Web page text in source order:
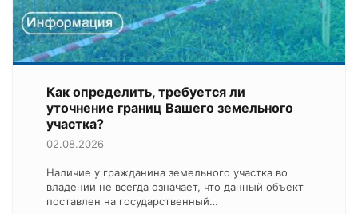
Как определить, требуется ли
уточнение границ Вашего земельного
участка?
02.08.2026
Наличие у гражданина земельного участка во
владении не всегда означает, что данный объект
поставлен на государственный…